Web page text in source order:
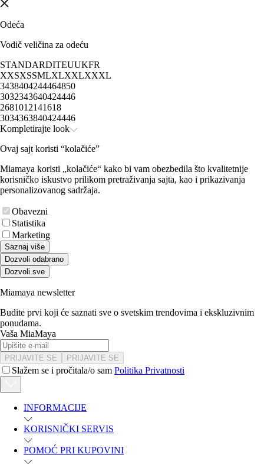
Odeća
Vodič veličina za odeću
STANDARDITEUUKFR
XXSXSSMLXLXXLXXXL
3438404244464850
3032343640424446
2681012141618
3034363840424446
Kompletirajte look
Ovaj sajt koristi “kolačiće”
Miamaya koristi „kolačiće“ kako bi vam obezbedila što kvalitetnije
korisničko iskustvo prilikom pretraživanja sajta, kao i prikazivanja
personalizovanog sadržaja.
Obavezni
Statistika
Marketing
Saznaj više
Dozvoli odabrano
Dozvoli sve
Miamaya newsletter
Budite prvi koji će saznati sve o svetskim trendovima i ekskluzivnim
ponudama.
Vaša MiaMaya
PRIJAVITE SE PRIJAVITE SE
Slažem se i pročitala/o sam Politika Privatnosti
INFORMACIJE
KORISNIČKI SERVIS
POMOĆ PRI KUPOVINI